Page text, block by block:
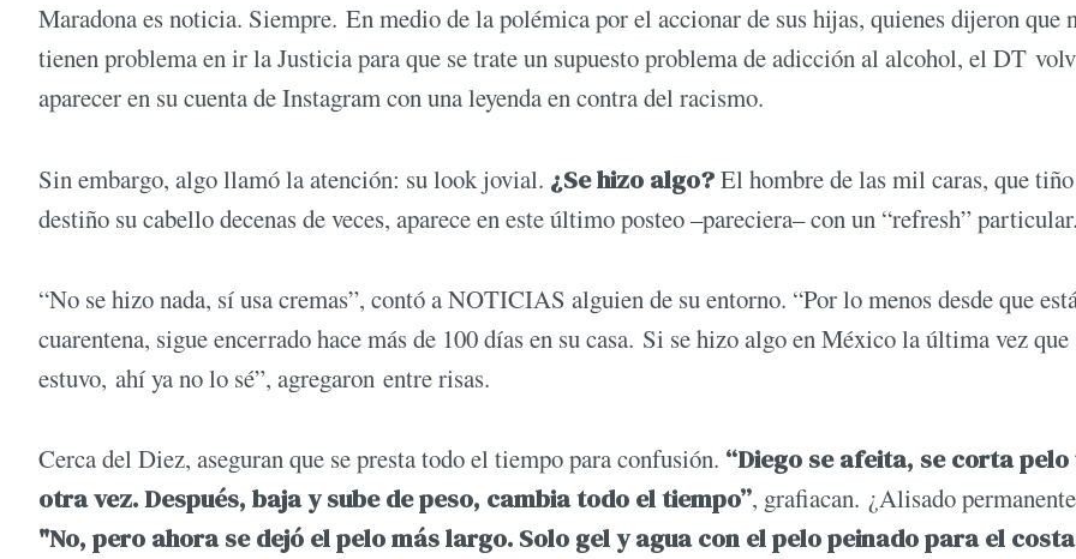
Maradona es noticia. Siempre. En medio de la polémica por el accionar de sus hijas, quienes dijeron que
tienen problema en ir la Justicia para que se trate un supuesto problema de adicción al alcohol, el DT
aparecer en su cuenta de Instagram con una leyenda en contra del racismo.
Sin embargo, algo llamó la atención: su look jovial. ¿Se hizo algo?El hombre de las mil caras, que
destiño su cabello decenas de veces, aparece en este último posteo –pareciera– con un “refresh”
“No se hizo nada, sí usa cremas”, contó a NOTICIAS alguien de su entorno. “Por lo menos desde que
cuarentena, sigue encerrado hace más de 100 días en su casa. Si se hizo algo en México la última vez que
estuvo, ahí ya no lo sé”, agregaron entre risas.
Cerca del Diez, aseguran que se presta todo el tiempo para confusión. “Diego se afeita, se corta pelo
otra vez. Después, baja y sube de peso, cambia todo el tiempo”, grafiacan. ¿Alisado
"No, pero ahora se dejó el pelo más largo. Solo gel y agua con el pelo peinado para el